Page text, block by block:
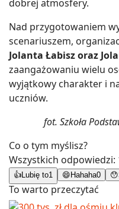
dobrej atmosfery.
Nad przygotowaniem
scenariuszem,
Jolanta Łabisz oraz
zaangażowaniu wielu
wyjątkowy charakter i
uczniów.
fot. Szkoła
Co o tym myślisz?
Wszystkich odpowiedzi:
👍Lubię to1 😄Hahaha0 😯
To warto przeczytać